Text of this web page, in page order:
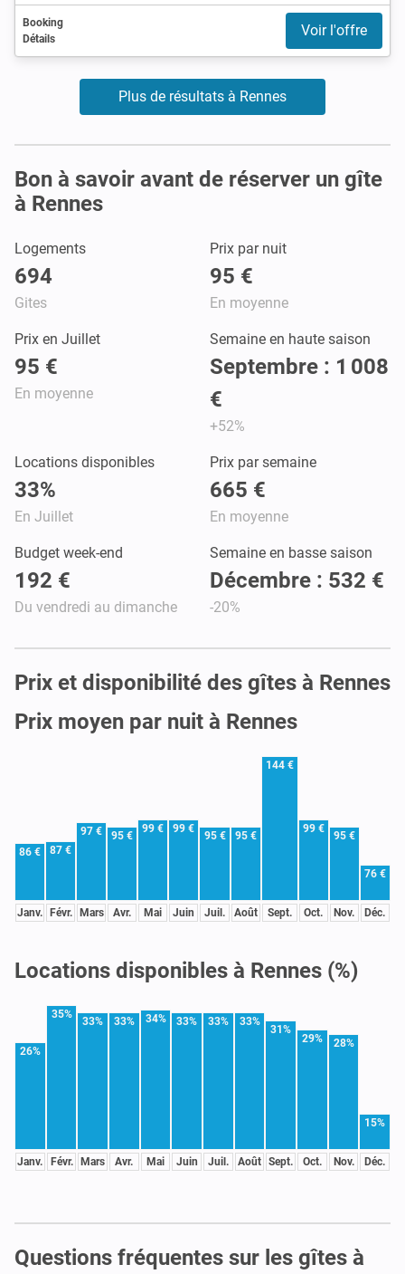
Booking
Détails
Voir l'offre
Plus de résultats à Rennes
Bon à savoir avant de réserver un gîte
à Rennes
Logements
694
Gites
Prix par nuit
95 €
En moyenne
Prix en Juillet
95 €
En moyenne
Semaine en haute saison
Septembre : 1 008
€
+52%
Locations disponibles
33%
En Juillet
Prix par semaine
665 €
En moyenne
Budget week-end
192 €
Du vendredi au dimanche
Semaine en basse saison
Décembre : 532 €
-20%
Prix et disponibilité des gîtes à Rennes
Prix moyen par nuit à Rennes
86 €
Janv.
87 €
Févr.
97 €
Mars
95 €
Avr.
99 €
Mai
99 €
Juin
95 €
Juil.
95 €
Août
144 €
Sept.
99 €
Oct.
95 €
Nov.
76 €
Déc.
Locations disponibles à Rennes (%)
26%
Janv.
35%
Févr.
33%
Mars
33%
Avr.
34%
Mai
33%
Juin
33%
Juil.
33%
Août
31%
Sept.
29%
Oct.
28%
Nov.
15%
Déc.
Questions fréquentes sur les gîtes à